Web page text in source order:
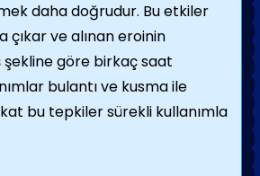
daha doğrudur. Bu etkiler
ve alınan eroinin
şekline göre birkaç saat
bulantı ve kusma ile
bu tepkiler sürekli kullanımla